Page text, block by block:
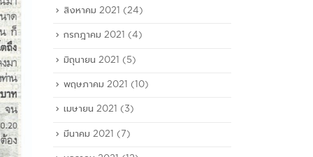
สิงหาคม 2021 (24)
กรกฎาคม 2021 (4)
มิถุนายน 2021 (5)
พฤษภาคม 2021 (10)
เมษายน 2021 (3)
มีนาคม 2021 (7)